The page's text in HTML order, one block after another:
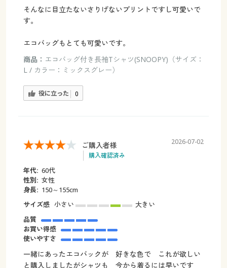
そんなに目立たないさりげないプリントですし可愛いで
す。
エコバッグもとても可愛いです。
商品： エコバッグ付き長袖Tシャツ(SNOOPY)（サイズ：
L / カラー：ミックスグレー）
役に立った 0
ご購入者様
購入確認済み
2026-07-02
年代: 60代
性別: 女性
身長: 150～155cm
サイズ感 小さい
大きい
品質
お買い得感
使いやすさ
一緒にあったエコバックが 好きな色で これが欲しい
と購入しましたがシャツも 今から着るには早いです